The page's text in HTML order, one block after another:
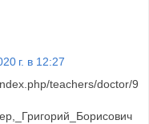
г. в 12:27
teachers/doctor/9